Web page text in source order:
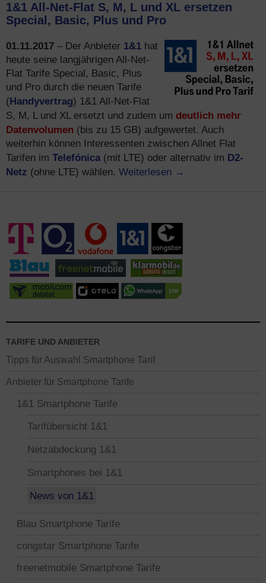
1&1 All-Net-Flat S, M, L und XL ersetzen
Special, Basic, Plus und Pro
01.11.2017 – Der Anbieter 1&1 hat
heute seine langjährigen All-Net-
Flat Tarife Special, Basic, Plus
und Pro durch die neuen Tarife
(Handyvertrag) 1&1 All-Net-Flat
S, M, L und XL ersetzt und zudem um deutlich mehr
Datenvolumen (bis zu 15 GB) aufgewertet. Auch
weiterhin können Interessenten zwischen Allnet Flat
Tarifen im Telefónica(mit LTE) oder alternativ im D2-
Netz (ohne LTE) wählen. Weiterlesen →
TARIFE UND ANBIETER
Tipps für Auswahl Smartphone Tarif
Anbieter für Smartphone Tarife
1&1 Smartphone Tarife
Tarifübersicht 1&1
Netzabdeckung 1&1
Smartphones bei 1&1
News von 1&1
Blau Smartphone Tarife
congstar Smartphone Tarife
freenetmobile Smartphone Tarife